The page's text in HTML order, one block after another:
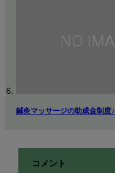
鍼灸マッサージの助成金制度♪
コメント